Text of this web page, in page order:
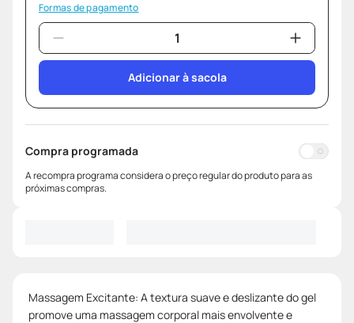
Formas de pagamento
Adicionar à sacola
Compra programada
A recompra programa considera o preço regular do produto para as
próximas compras.
Massagem Excitante: A textura suave e deslizante do gel
promove uma massagem corporal mais envolvente e